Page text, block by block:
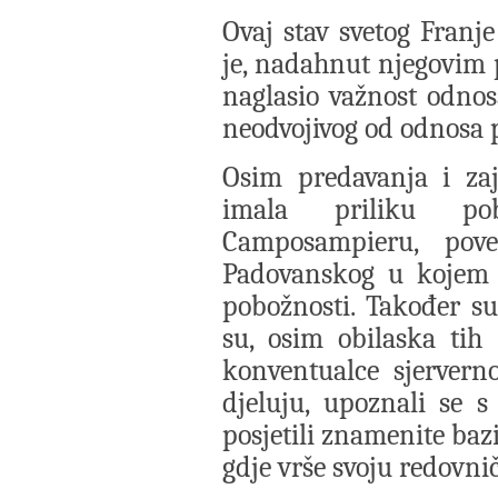
Ovaj stav svetog
je, nadahnut
naglasio važnost
neodvojivog od
Osim predavanja i
imala priliku
Camposampieru,
Padovanskog u
pobožnosti. Također
su, osim obilaska tih
konventualce
djeluju, upoznali se
posjetili znamenite
gdje vrše svoju